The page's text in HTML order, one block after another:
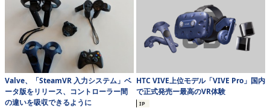
Valve、「SteamVR 入力システム」ベ
ータ版をリリース、コントローラー間
の違いを吸収できるように
HTC VIVE上位モデル「VIVE Pro」国内
で正式発売ー最高のVR体験
IP